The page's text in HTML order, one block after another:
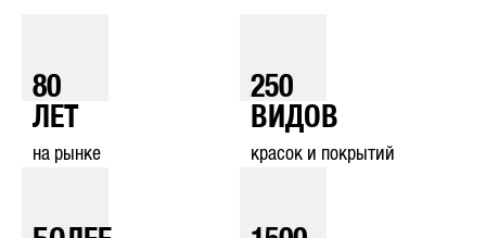
80
ЛЕТ
на рынке
250
ВИДОВ
красок и покрытий